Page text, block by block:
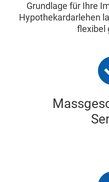
Grundlage für Ihre
Hypothekardarlehen
flexibel